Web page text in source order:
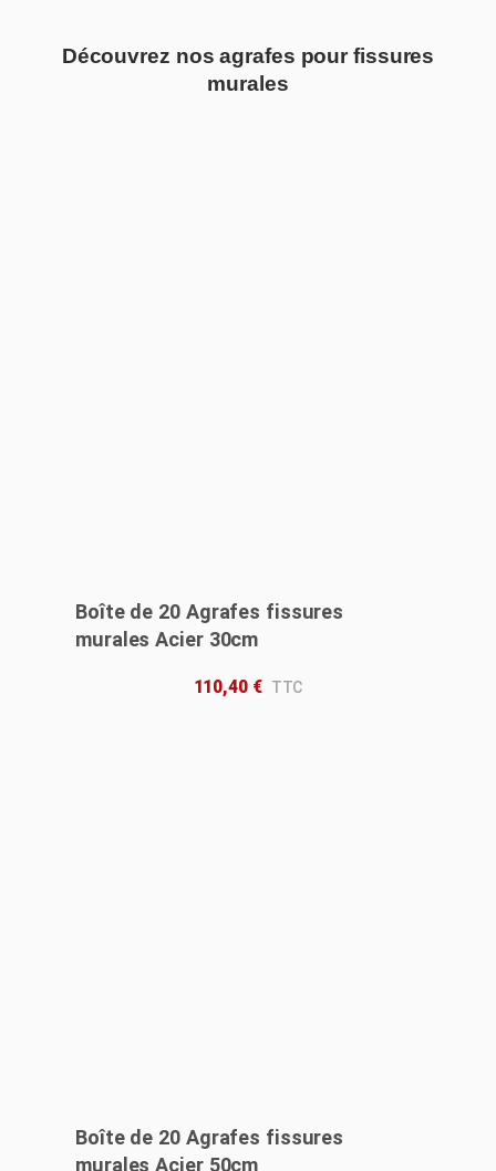
Découvrez nos agrafes pour fissures
murales
Boîte de 20 Agrafes fissures
murales Acier 30cm
110,40 €
Boîte de 20 Agrafes fissures
murales Acier 50cm